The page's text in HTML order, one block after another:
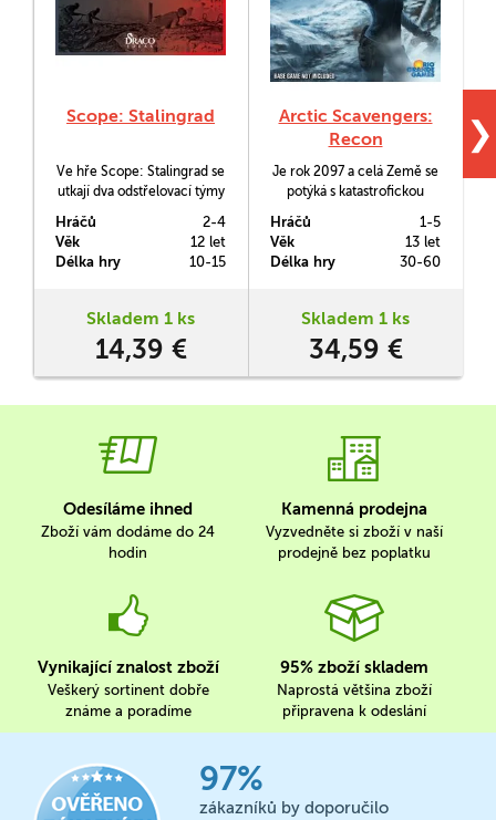
Scope: Stalingrad
Ve hře Scope: Stalingrad se
utkají dva odstřelovací týmy
o střílení a ukrývání.
Hráčů
2-4
Věk
12 let
Délka hry
10-15
Skladem 1 ks
14,39 €
Arctic Scavengers:
Recon
Je rok 2097 a celá Země se
potýká s katastrofickou
planeta ponořena do nové
doby ledové. Jak přežijete v
této nelehké době zjistíte se
Toto je její rošíření Recon.
Hráčů
1-5
Věk
13 let
Délka hry
30-60
Skladem 1 ks
34,59 €
❯
Odesíláme ihned
Zboží vám dodáme do 24
hodin
Kamenná prodejna
Vyzvedněte si zboží v naší
prodejně bez poplatku
Vynikající znalost zboží
Veškerý sortinent dobře
známe a poradíme
95% zboží skladem
Naprostá většina zboží
připravena k odeslání
97%
zákazníků by doporučilo